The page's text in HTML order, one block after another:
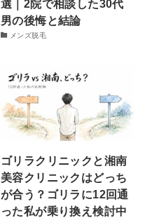
選｜2院で相談した30代
男の後悔と結論
メンズ脱毛
ゴリラクリニックと湘南
美容クリニックはどっち
が合う？ゴリラに12回通
った私が乗り換え検討中